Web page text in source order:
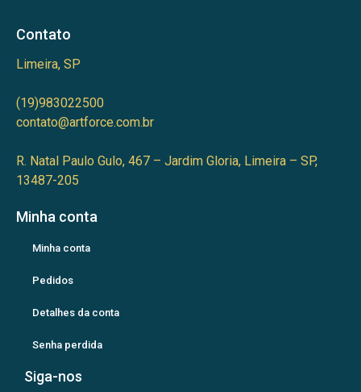
Contato
Limeira, SP
(19)983022500
contato@artforce.com.br
R. Natal Paulo Gulo, 467 – Jardim Gloria, Limeira – SP,
13487-205
Minha conta
Minha conta
Pedidos
Detalhes da conta
Senha perdida
Siga-nos